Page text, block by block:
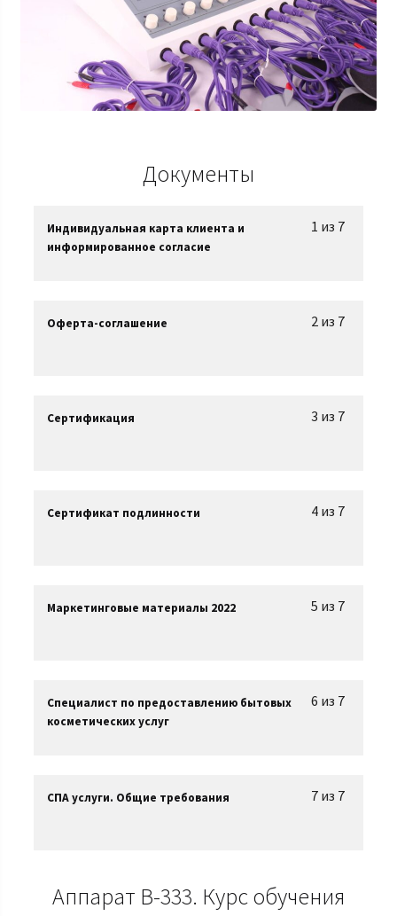
Документы
1 из 7
Индивидуальная карта клиента и
информированное согласие
2 из 7
Оферта-соглашение
3 из 7
Сертификация
4 из 7
Сертификат подлинности
5 из 7
Маркетинговые материалы 2022
6 из 7
Специалист по предоставлению бытовых
косметических услуг
7 из 7
СПА услуги. Общие требования
Аппарат B-333. Курс обучения